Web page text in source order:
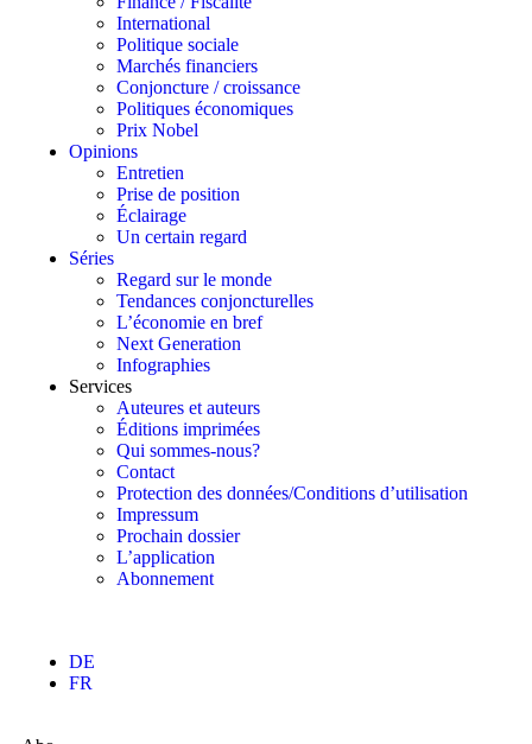
International
Politique sociale
Marchés financiers
Conjoncture / croissance
Politiques économiques
Prix Nobel
Opinions
Entretien
Prise de position
Éclairage
Un certain regard
Séries
Regard sur le monde
Tendances conjoncturelles
L’économie en bref
Next Generation
Infographies
Services
Auteures et auteurs
Éditions imprimées
Qui sommes-nous?
Contact
Protection des données/Conditions d’utilisation
Impressum
Prochain dossier
L’application
Abonnement
DE
FR